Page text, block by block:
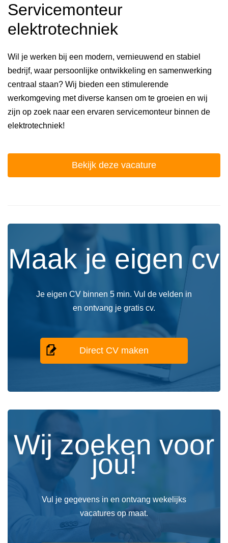
Servicemonteur
elektrotechniek
Wil je werken bij een modern, vernieuwend en stabiel
bedrijf, waar persoonlijke ontwikkeling en samenwerking
centraal staan? Wij bieden een stimulerende
werkomgeving met diverse kansen om te groeien en wij
zijn op zoek naar een ervaren servicemonteur binnen de
elektrotechniek!
Bekijk deze vacature
Maak je eigen cv
Je eigen CV binnen 5 min. Vul de velden in
en ontvang je gratis cv.
Direct CV maken
Wij zoeken voor
jou!
Vul je gegevens in en ontvang wekelijks
vacatures op maat.